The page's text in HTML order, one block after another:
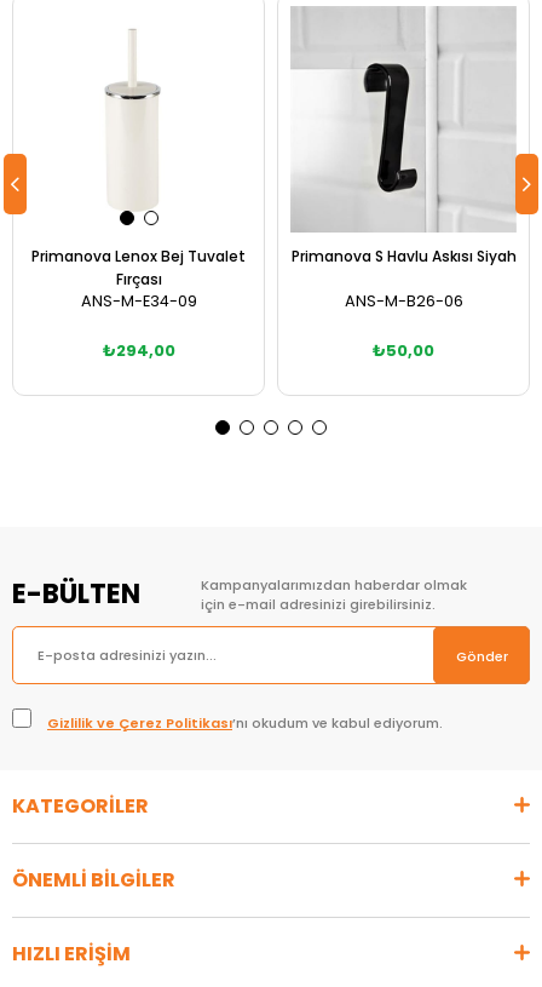
Primanova Lenox Bej Tuvalet
Fırçası
ANS-M-E34-09
₺294,00
Primanova S Havlu Askısı Siyah
ANS-M-B26-06
₺50,00
E-BÜLTEN
Kampanyalarımızdan haberdar olmak
için e-mail adresinizi girebilirsiniz.
Gönder
Gizlilik ve Çerez Politikası’nı okudum ve kabul ediyorum.
KATEGORİLER
ÖNEMLİ BİLGİLER
HIZLI ERİŞİM